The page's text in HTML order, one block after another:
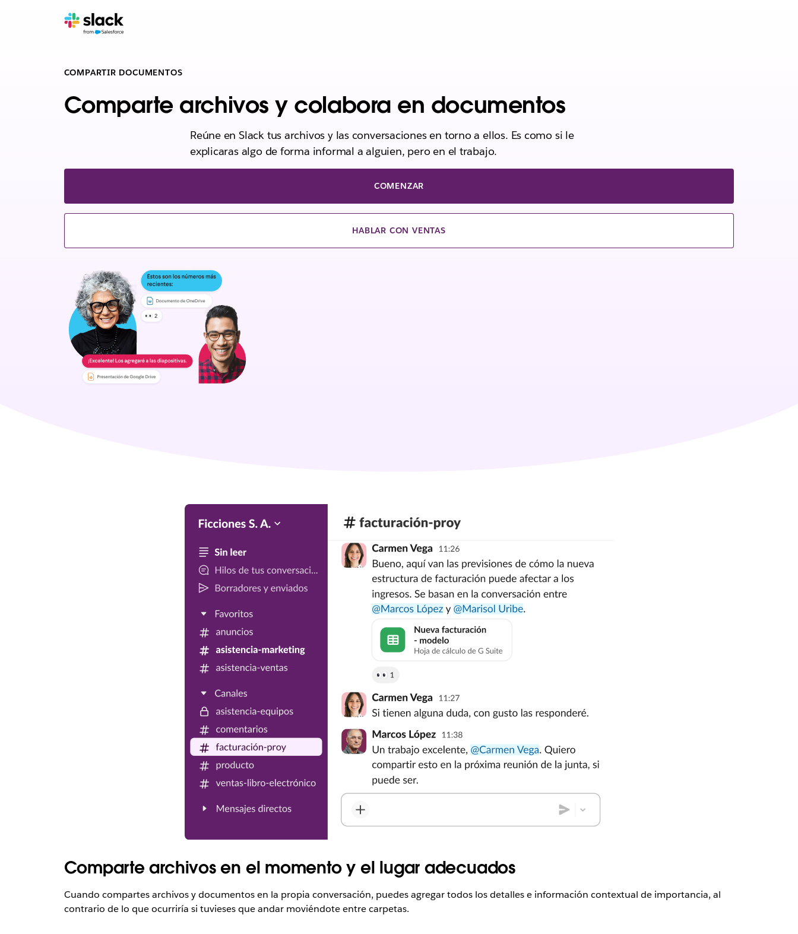
COMPARTIR DOCUMENTOS
Comparte archivos y colabora en documentos
Reúne en Slack tus archivos y las conversaciones en torno a ellos. Es como si le
explicaras algo de forma informal a alguien, pero en el trabajo.
COMENZAR
HABLAR CON VENTAS
Comparte archivos en el momento y el lugar adecuados
Cuando compartes archivos y documentos en la propia conversación, puedes agregar todos los detalles e información contextual de importancia, al
contrario de lo que ocurriría si tuvieses que andar moviéndote entre carpetas.